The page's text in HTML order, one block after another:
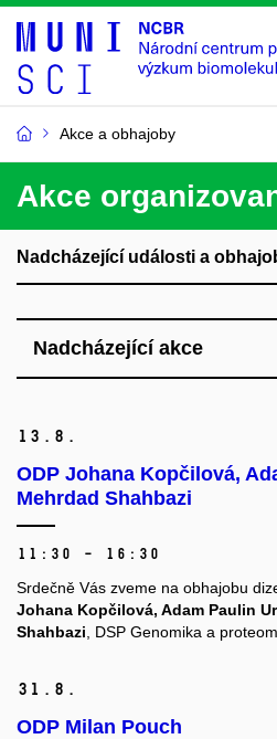
Akce a obhajoby
Akce
Nadcházející události a
Nadcházející akce
13. 8.
ODP Johana Kopčilová,
Mehrdad Shahbazi
11:30 – 16:30
Srdečně Vás zveme na obhajobu
Johana Kopčilová, Adam Paulin
Shahbazi , DSP Genomika a
31. 8.
ODP Milan Pouch